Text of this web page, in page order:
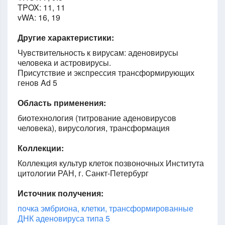
TPOX: 11, 11
vWA: 16, 19
Другие характеристики:
Чувствительность к вирусам: аденовирусы
человека и астровирусы.
Присутствие и экспрессия трансформирующих
генов Ad 5
Область применения:
биотехнология (титрование аденовирусов
человека), вирусология, трансформация
Коллекции:
Коллекция культур клеток позвоночных Института
цитологии РАН, г. Санкт-Петербург
Источник получения:
почка эмбриона, клетки, трансформированные
ДНК аденовируса типа 5